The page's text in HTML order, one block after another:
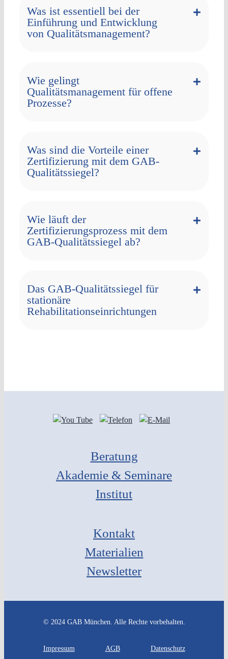
Was ist essentiell bei der
Einführung und Entwicklung
von Qualitätsmanagement?
Wie gelingt
Qualitätsmanagement für offene
Prozesse?
Was sind die Vorteile einer
Zertifizierung mit dem GAB-
Qualitätssiegel?
Wie läuft der
Zertifizierungsprozess mit dem
GAB-Qualitätssiegel ab?
Das GAB-Qualitätssiegel für
stationäre
Rehabilitationseinrichtungen
Beratung
Akademie & Seminare
Institut
Kontakt
Materialien
Newsletter
© 2024 GAB München. Alle Rechte vorbehalten.
Impressum AGB Datenschutz